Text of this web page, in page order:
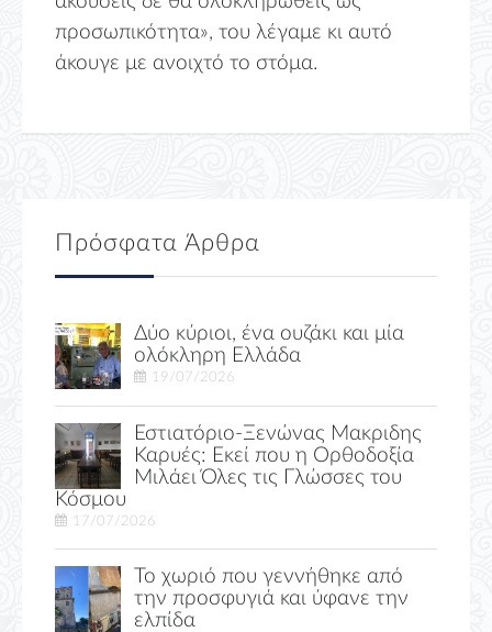
προσωπικότητα», του λέγαμε κι αυτό
άκουγε με ανοιχτό το στόμα.
Πρόσφατα Άρθρα
Δύο κύριοι, ένα ουζάκι και μία
ολόκληρη Ελλάδα
19/07/2026
Εστιατόριο-Ξενώνας Μακριδης
Καρυές: Εκεί που η Ορθοδοξία
Μιλάει Όλες τις Γλώσσες του
Κόσμου
17/07/2026
Το χωριό που γεννήθηκε από
την προσφυγιά και ύφανε την
ελπίδα